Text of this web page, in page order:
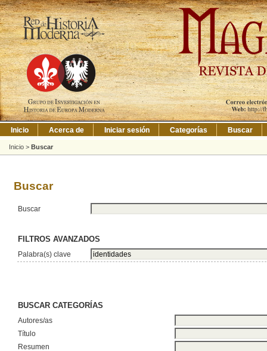
Inicio Acerca de Iniciar sesión Categorías Buscar
Inicio > Buscar
Buscar
Buscar
FILTROS AVANZADOS
Palabra(s) clave
BUSCAR CATEGORÍAS
Autores/as
Título
Resumen